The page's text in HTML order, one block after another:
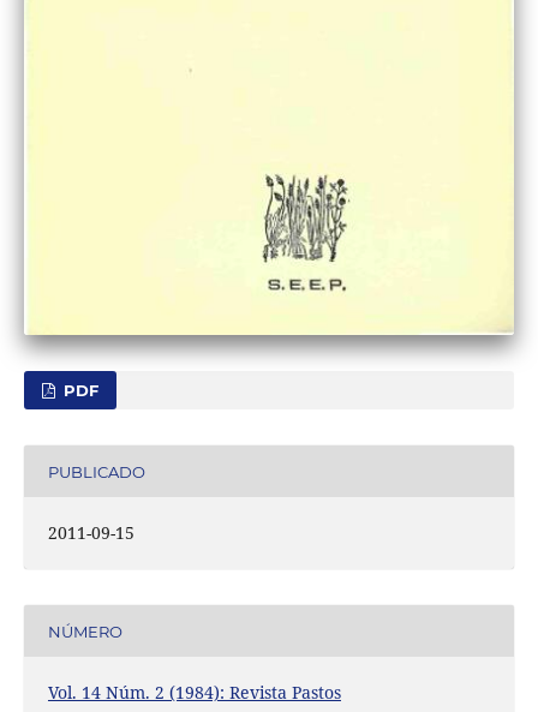
PDF
PUBLICADO
2011-09-15
NÚMERO
Vol. 14 Núm. 2 (1984): Revista Pastos